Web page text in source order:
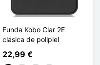
Funda Kobo Clar 2E
clásica de polipiel
22,99 €